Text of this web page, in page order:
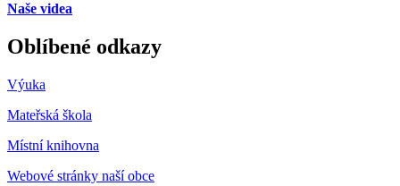
Naše videa
Oblíbené odkazy
Výuka
Mateřská škola
Místní knihovna
Webové stránky naší obce